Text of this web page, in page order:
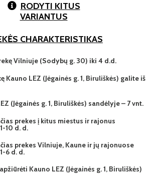
RODYTI KITUS
VARIANTUS
CHARAKTERISTIKAS
Vilniuje (Sodybų g. 30) iki 4 d.d.
Kauno LEZ (Jėgainės g. 1, Biruliškės) galite iš
(Jėgainės g. 1, Biruliškės) sandėlyje – 7 vnt.
prekes į kitus miestus ir rajonus
10 d. d.
prekes Vilniuje, Kaune ir jų rajonuose
6 d. d.
Kauno LEZ (Jėgainės g. 1, Biruliškės)